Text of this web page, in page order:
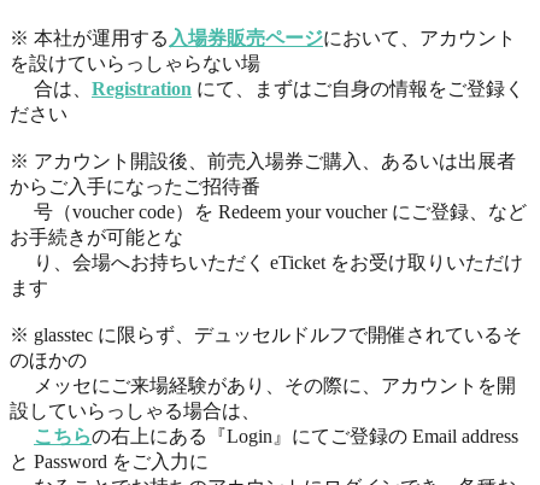
※ 本社が運用する 入場券販売ページにおいて、アカウント
を設けていらっしゃらない場
合は、 Registration にて、まずはご自身の情報をご登録く
ださい
※ アカウント開設後、前売入場券ご購入、あるいは出展者
からご入手になったご招待番
号（voucher code）を Redeem your voucher にご登録、など
お手続きが可能とな
り、会場へお持ちいただく eTicket をお受け取りいただけ
ます
※ glasstec に限らず、デュッセルドルフで開催されているそ
のほかの
メッセにご来場経験があり、その際に、アカウントを開
設していらっしゃる場合は、
こちらの右上にある『Login』にてご登録の Email address
と Password をご入力に